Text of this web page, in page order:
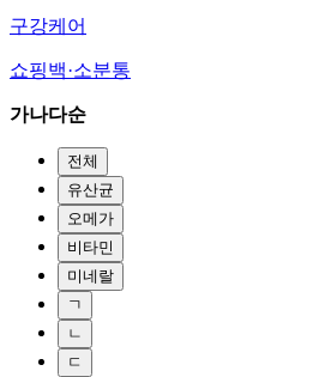
구강케어
쇼핑백·소분통
가나다순
전체
유산균
오메가
비타민
미네랄
ㄱ
ㄴ
ㄷ